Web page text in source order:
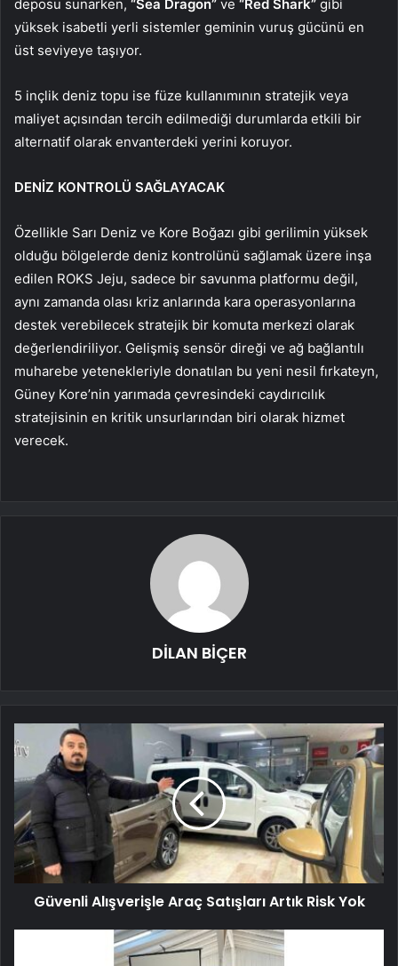
deposu sunarken, “Sea Dragon” ve “Red Shark” gibi
yüksek isabetli yerli sistemler geminin vuruş gücünü en
üst seviyeye taşıyor.
5 inçlik deniz topu ise füze kullanımının stratejik veya
maliyet açısından tercih edilmediği durumlarda etkili bir
alternatif olarak envanterdeki yerini koruyor.
DENİZ KONTROLÜ SAĞLAYACAK
Özellikle Sarı Deniz ve Kore Boğazı gibi gerilimin yüksek
olduğu bölgelerde deniz kontrolünü sağlamak üzere inşa
edilen ROKS Jeju, sadece bir savunma platformu değil,
aynı zamanda olası kriz anlarında kara operasyonlarına
destek verebilecek stratejik bir komuta merkezi olarak
değerlendiriliyor. Gelişmiş sensör direği ve ağ bağlantılı
muharebe yetenekleriyle donatılan bu yeni nesil fırkateyn,
Güney Kore’nin yarımada çevresindeki caydırıcılık
stratejisinin en kritik unsurlarından biri olarak hizmet
verecek.
DİLAN BİÇER
Güvenli Alışverişle Araç Satışları Artık Risk Yok